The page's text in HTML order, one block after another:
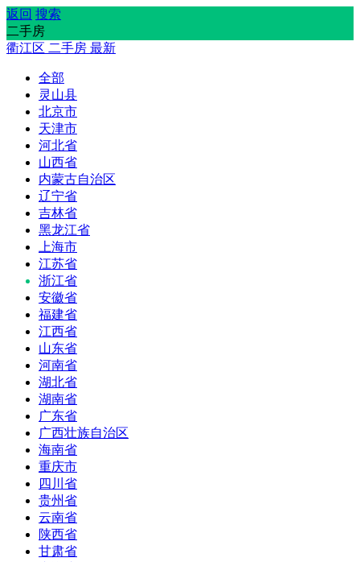
返回 搜索
二手房
衢江区 二手房 最新
全部
灵山县
北京市
天津市
河北省
山西省
内蒙古自治区
辽宁省
吉林省
黑龙江省
上海市
江苏省
浙江省
安徽省
福建省
江西省
山东省
河南省
湖北省
湖南省
广东省
广西壮族自治区
海南省
重庆市
四川省
贵州省
云南省
陕西省
甘肃省